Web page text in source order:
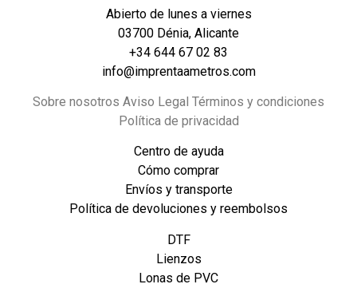
Abierto de lunes a viernes
03700 Dénia, Alicante
+34 644 67 02 83
info@imprentaametros.com
Sobre nosotros Aviso Legal Términos y condiciones
Política de privacidad
Centro de ayuda
Cómo comprar
Envíos y transporte
Política de devoluciones y reembolsos
DTF
Lienzos
Lonas de PVC